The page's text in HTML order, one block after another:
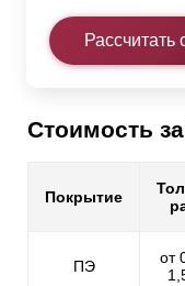
Рассчитать
Стоимость
Покрытие
ПЭ
от